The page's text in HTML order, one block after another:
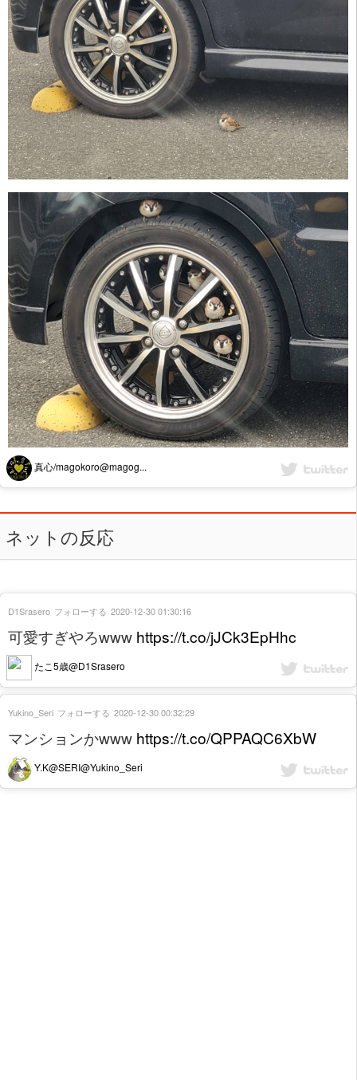
真心/magokoro@magog...
ネットの反応
可愛すぎやろwww https://t.co/jJCk3EpHhc
たこ5歳@D1Srasero
D1Srasero フォローする 2020-12-30 01:30:16
マンションかwww https://t.co/QPPAQC6XbW
Y.K@SERI@Yukino_Seri
Yukino_Seri フォローする 2020-12-30 00:32:29